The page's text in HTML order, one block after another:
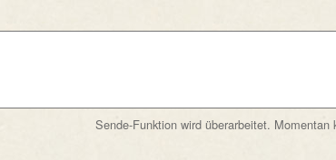
Sende-Funktion wird überarbeitet. Momentan